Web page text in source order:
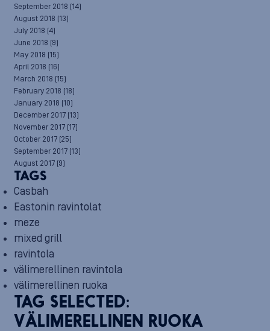
September 2018 (14)
August 2018 (13)
July 2018 (4)
June 2018 (9)
May 2018 (15)
April 2018 (16)
March 2018 (15)
February 2018 (18)
January 2018 (10)
December 2017 (13)
November 2017 (17)
October 2017 (25)
September 2017 (13)
August 2017 (9)
TAGS
Casbah
Eastonin ravintolat
meze
mixed grill
ravintola
välimerellinen ravintola
välimerellinen ruoka
TAG SELECTED:
VÄLIMERELLINEN RUOKA